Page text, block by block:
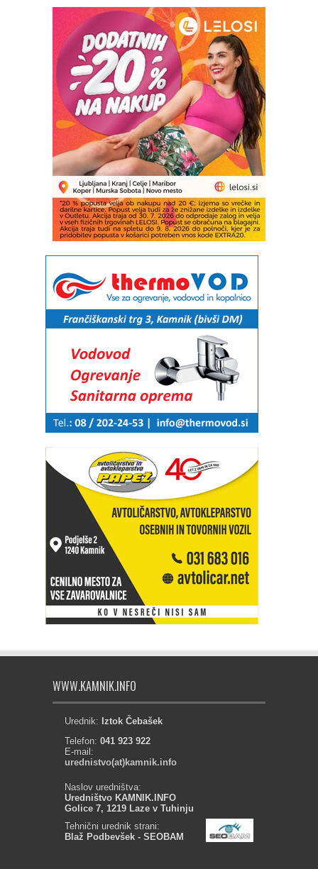
WWW.KAMNIK.INFO
Urednik: Iztok Čebašek
Telefon: 041 923 922
E-mail:
urednistvo(at)kamnik.info
Naslov uredništva:
Uredništvo KAMNIK.INFO
Golice 7, 1219 Laze v Tuhinju
Tehnični urednik strani:
Blaž Podbevšek - SEOBAM